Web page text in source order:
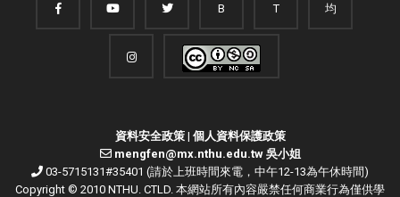
B T 均
資料安全政策| 個人資料保護政策
mengfen@mx.nthu.edu.tw 吳小姐
03-5715131#35401 (請於上班時間來電，中午12-13為午休時間)
Copyright © 2010 NTHU. CTLD. 本網站所有內容嚴禁任何商業行為僅供學